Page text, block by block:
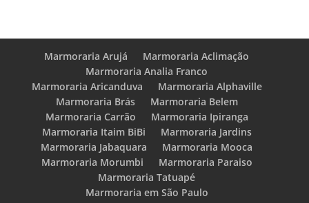
Marmoraria Arujá
Marmoraria Aclimação
Marmoraria Analia Franco
Marmoraria Aricanduva
Marmoraria Alphaville
Marmoraria Brás
Marmoraria Belem
Marmoraria Carrão
Marmoraria Ipiranga
Marmoraria Itaim BiBi
Marmoraria Jardins
Marmoraria Jabaquara
Marmoraria Mooca
Marmoraria Morumbi
Marmoraria Paraiso
Marmoraria Tatuapé
Marmoraria em São Paulo